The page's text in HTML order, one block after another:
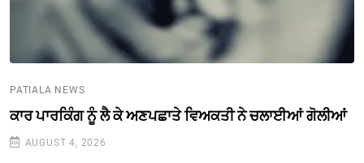
PATIALA NEWS
ਕਾਰ ਪਾਰਕਿੰਗ ਨੂੰ ਲੈ ਕੇ ਅਣਪਛਾਤੇ ਵਿਅਕਤੀ ਨੇ ਚਲਾਈਆਂ ਗੋਲੀਆਂ
AUGUST 4, 2026